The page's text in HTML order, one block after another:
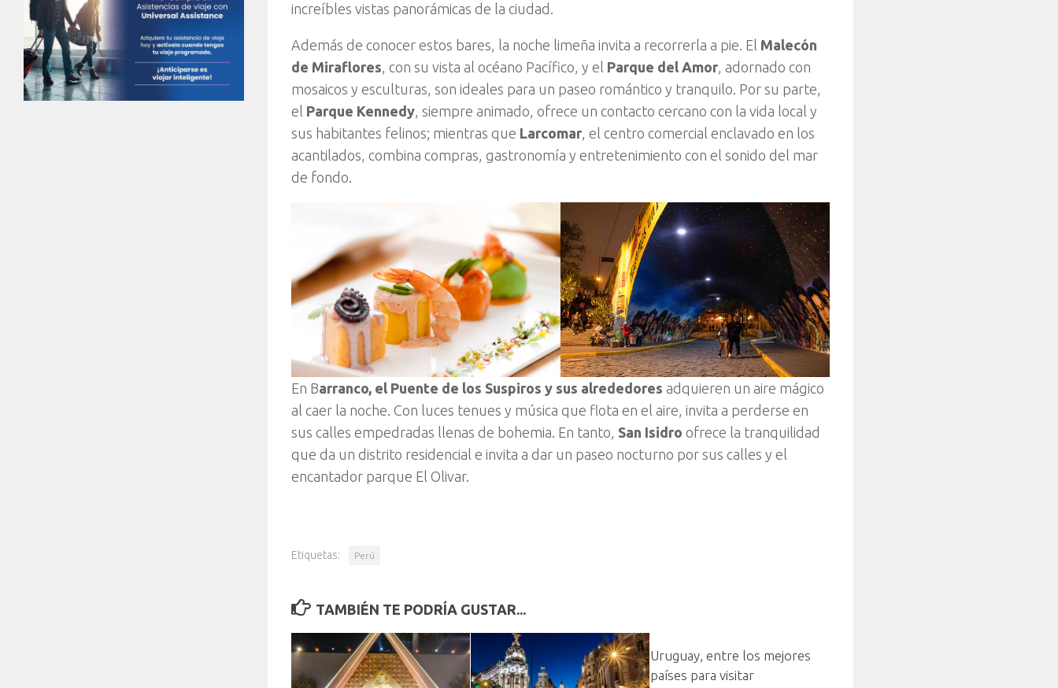
increíbles vistas panorámicas de la ciudad.
Además de conocer estos bares, la noche limeña invita a recorrerla a pie. El Malecón
de Miraflores, con su vista al océano Pacífico, y el Parque del Amor, adornado con
mosaicos y esculturas, son ideales para un paseo romántico y tranquilo. Por su parte,
el Parque Kennedy, siempre animado, ofrece un contacto cercano con la vida local y
sus habitantes felinos; mientras que Larcomar, el centro comercial enclavado en los
acantilados, combina compras, gastronomía y entretenimiento con el sonido del mar
de fondo.
En Barranco, el Puente de los Suspiros y sus alrededores adquieren un aire mágico
al caer la noche. Con luces tenues y música que flota en el aire, invita a perderse en
sus calles empedradas llenas de bohemia. En tanto, San Isidro ofrece la tranquilidad
que da un distrito residencial e invita a dar un paseo nocturno por sus calles y el
encantador parque El Olivar.
Etiquetas: Perú
TAMBIÉN TE PODRÍA GUSTAR...
Uruguay, entre los mejores
países para visitar